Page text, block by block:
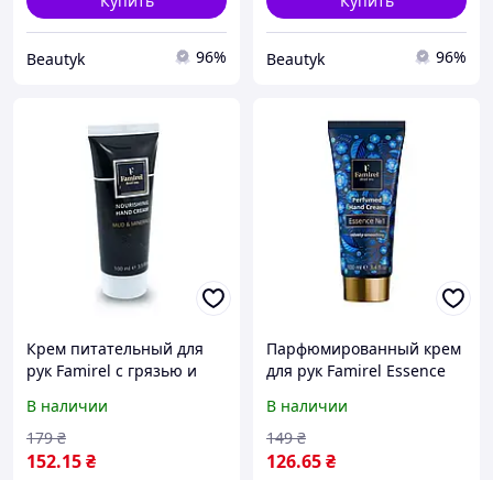
Beautyk 96% Beautyk 96%
Крем питательный для
рук Famirel с грязью и
моря, 100 мл Фамирель
(085069)
В наличии
152.15₴
179 ₴
Парфюмированный крем
для рук Famirel Essence
В наличии
126.65₴
149 ₴